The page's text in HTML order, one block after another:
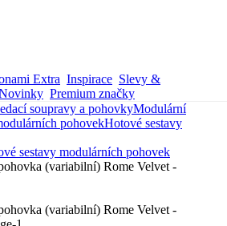
Extra Inspirace Slevy &
Premium značky
soupravy a pohovkyModulární
pohovekHotové sestavy
sestavy modulárních pohovek